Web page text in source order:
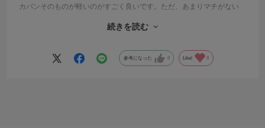
カバンそのものが軽いのがすごく良いです。ただ、あまりマチがない
学生さんなら習い事バックとかにしたら素敵だと思います。
続きを読む
参考になった 0 Like! 0